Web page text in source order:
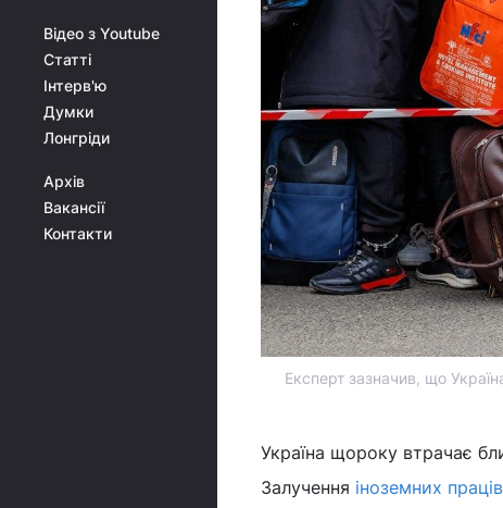
Відео з Youtube
Статті
Інтерв'ю
Думки
Лонгріди
Архів
Вакансії
Контакти
Експерт зазначив, що
Україна щороку втрачає
Залучення іноземних